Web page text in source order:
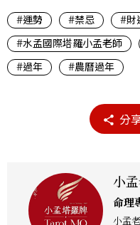
#運勢 #禁忌 #財
#水孟國際塔羅小孟老師
#過年
#農曆過年
分
小
命理
小孟